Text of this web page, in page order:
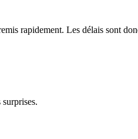
rapidement. Les délais sont